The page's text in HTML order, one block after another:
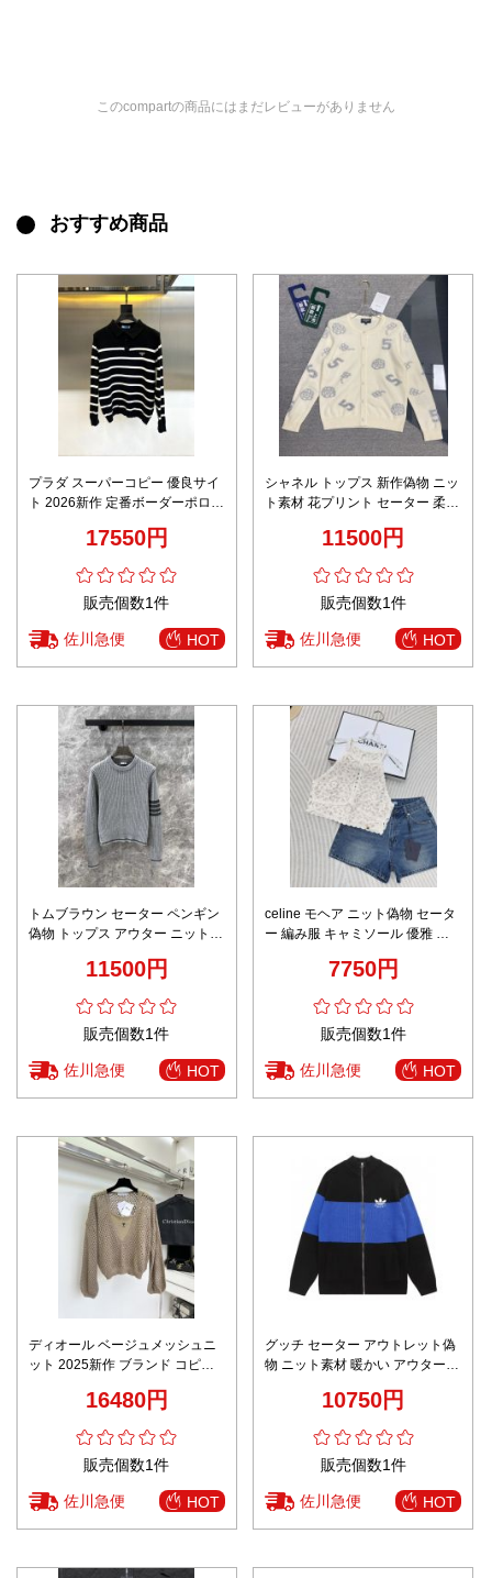
このcompartの商品にはまだレビューがありません
おすすめ商品
プラダ スーパーコピー 優良サイ
ト 2026新作 定番ボーダーポロセ
度 快適な着心地 丁寧な縫製 安心
17550円
販売個数1件
佐川急便 HOT
シャネル トップス 新作偽物 ニッ
ト素材 花プリント セーター 柔ら
11500円
販売個数1件
佐川急便 HOT
トムブラウン セーター ペンギン
偽物 トップス アウター ニット素
11500円
販売個数1件
佐川急便 HOT
celine モヘア ニット偽物 セータ
ー 編み服 キャミソール 優雅 フ
7750円
販売個数1件
佐川急便 HOT
ディオール ベージュメッシュニ
ット 2025新作 ブランド コピー
地 シンプルデザイン レビュー高
16480円
販売個数1件
佐川急便 HOT
グッチ セーター アウトレット偽
物 ニット素材 暖かい アウター
10750円
販売個数1件
佐川急便 HOT